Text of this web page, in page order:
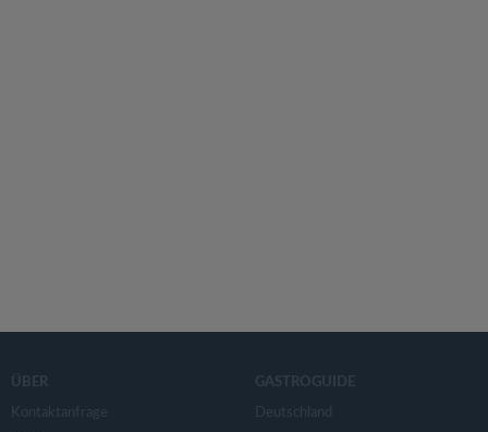
ÜBER
Kontaktanfrage
GASTROGUIDE
Deutschland